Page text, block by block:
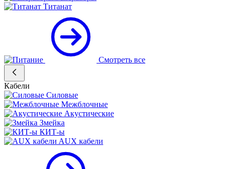
Титанат
Смотреть все
Кабели
Силовые
Межблочные
Акустические
Змейка
КИТ-ы
AUX кабели